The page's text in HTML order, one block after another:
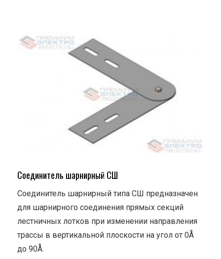
Соединитель шарнирный СШ
Соединитель шарнирный типа СШ предназначен
для шарнирного соединения прямых секций
лестничных лотков при изменении направления
трассы в вертикальной плоскости на угол от 0Å
до 90Å.